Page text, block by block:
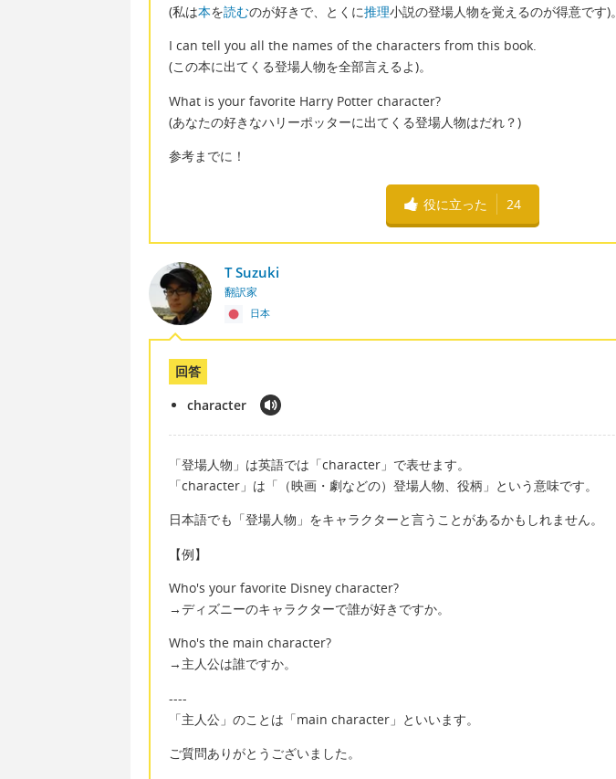
(私は本を読むのが好きで、とくに推理小説の登場人物を覚えるのが得意です)。
I can tell you all the names of the characters from this book.
(この本に出てくる登場人物を全部言えるよ)。
What is your favorite Harry Potter character?
(あなたの好きなハリーポッターに出てくる登場人物はだれ？)
参考までに！
役に立った 24
T Suzuki
翻訳家
日本
回答
character
「登場人物」は英語では「character」で表せます。
「character」は「（映画・劇などの）登場人物、役柄」という意味です。
日本語でも「登場人物」をキャラクターと言うことがあるかもしれません。
【例】
Who's your favorite Disney character?
→ディズニーのキャラクターで誰が好きですか。
Who's the main character?
→主人公は誰ですか。
----
「主人公」のことは「main character」といいます。
ご質問ありがとうございました。